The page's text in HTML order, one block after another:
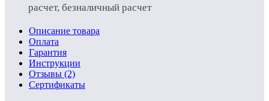
расчет, безналичный расчет
Описание товара
Оплата
Гарантия
Инструкции
Отзывы (2)
Сертификаты